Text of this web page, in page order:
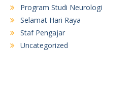
Program Studi Neurologi
Selamat Hari Raya
Staf Pengajar
Uncategorized